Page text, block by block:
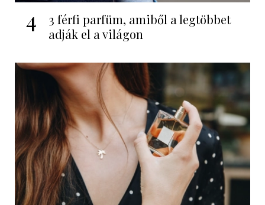
4
3 férfi parfüm, amiből a legtöbbet
adják el a világon